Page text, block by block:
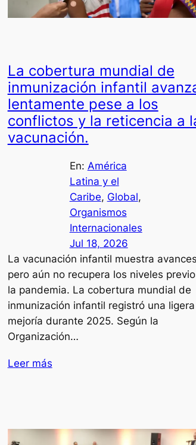
La cobertura mundial de
inmunización infantil
lentamente pese a los
conflictos y la reticencia a
vacunación.
En: América
Latina y el
Caribe, Global
Organismos
Internacionales
Jul 18, 2026
La vacunación infantil muestra
pero aún no recupera los niveles
la pandemia. La cobertura mundial de
inmunización infantil registró una ligera
mejoría durante 2025. Según la
Organización…
Leer más